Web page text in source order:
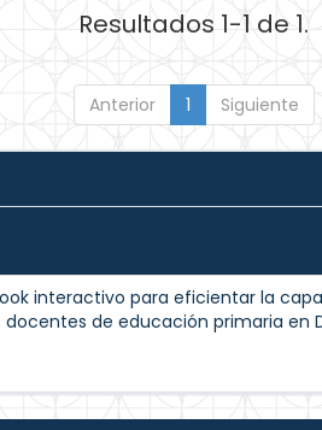
Resultados 1-1 de 1.
Anterior 1 Siguiente
interactivo para eficientar la
de educación primaria en